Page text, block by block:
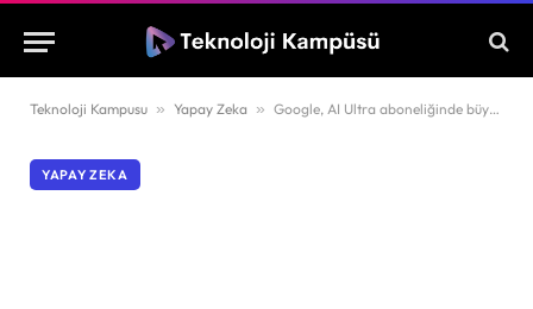
Teknoloji Kampusu » Yapay Zeka » Google, AI Ultra aboneliğinde büyük fiyat indirimi yaptı
YAPAY ZEKA